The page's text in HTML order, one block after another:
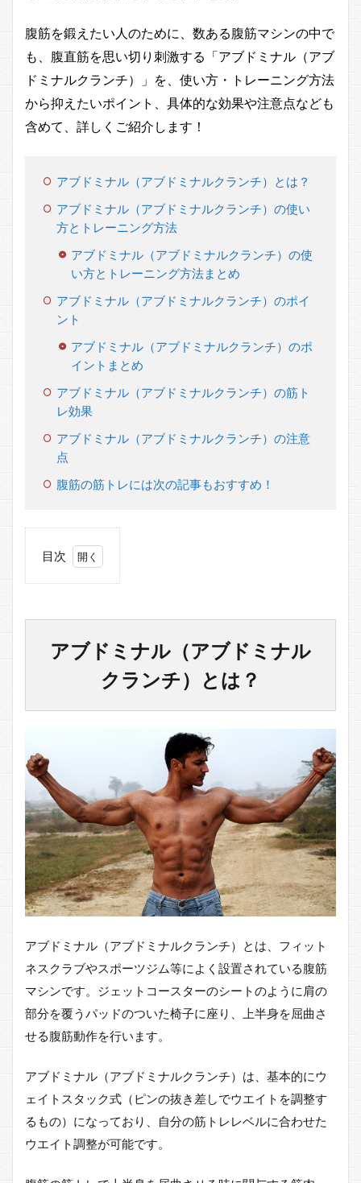
腹筋を鍛えたい人のために、数ある腹筋マシンの中で
も、腹直筋を思い切り刺激する「アブドミナル（アブ
ドミナルクランチ）」を、使い方・トレーニング方法
から抑えたいポイント、具体的な効果や注意点なども
含めて、詳しくご紹介します！
アブドミナル（アブドミナルクランチ）とは？
アブドミナル（アブドミナルクランチ）の使い
方とトレーニング方法
アブドミナル（アブドミナルクランチ）の使
い方とトレーニング方法まとめ
アブドミナル（アブドミナルクランチ）のポイ
ント
アブドミナル（アブドミナルクランチ）のポ
イントまとめ
アブドミナル（アブドミナルクランチ）の筋ト
レ効果
アブドミナル（アブドミナルクランチ）の注意
点
腹筋の筋トレには次の記事もおすすめ！
目次
ブド
2
アブ
ドミ
ナル
（ア
ブド
ミナ
ルク
ラン
チ）
い方
レー
ニン
グ方
法
ドミ
ナル
ブド
ミナ
アブドミナル（アブドミナル
クランチ）とは？
アブドミナル（アブドミナルクランチ）とは、フィット
ネスクラブやスポーツジム等によく設置されている腹筋
マシンです。ジェットコースターのシートのように肩の
部分を覆うパッドのついた椅子に座り、上半身を屈曲さ
せる腹筋動作を行います。
アブドミナル（アブドミナルクランチ）は、基本的にウ
ェイトスタック式（ピンの抜き差しでウエイトを調整す
るもの）になっており、自分の筋トレレベルに合わせた
ウエイト調整が可能です。